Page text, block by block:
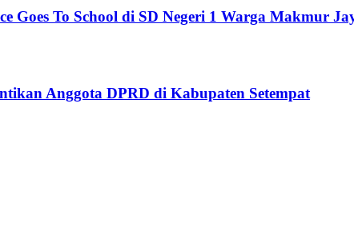
Goes To School di SD Negeri 1 Warga Makmur
Anggota DPRD di Kabupaten Setempat